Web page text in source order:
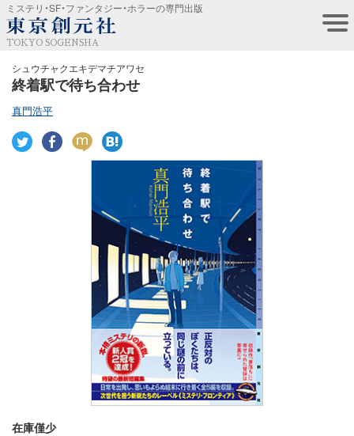
ミステリ・SF・ファンタジー・ホラーの専門出版
TOKYO SOGENSHA
シュウチャクエキデマチアワセ
終着駅で待ち合わせ
真門浩平
在庫僅少